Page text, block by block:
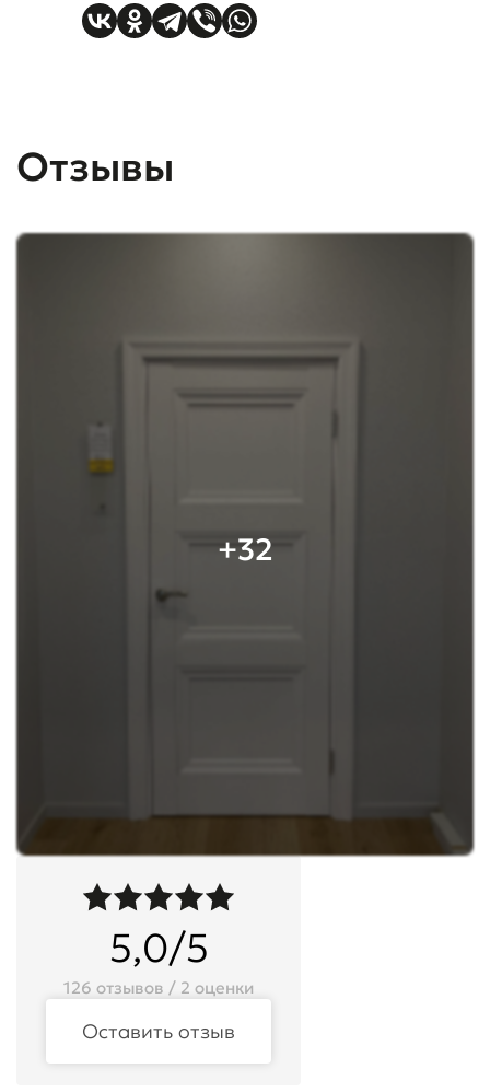
Отзывы
+32
5,0/5
126 отзывов / 2 оценки
Оставить отзыв